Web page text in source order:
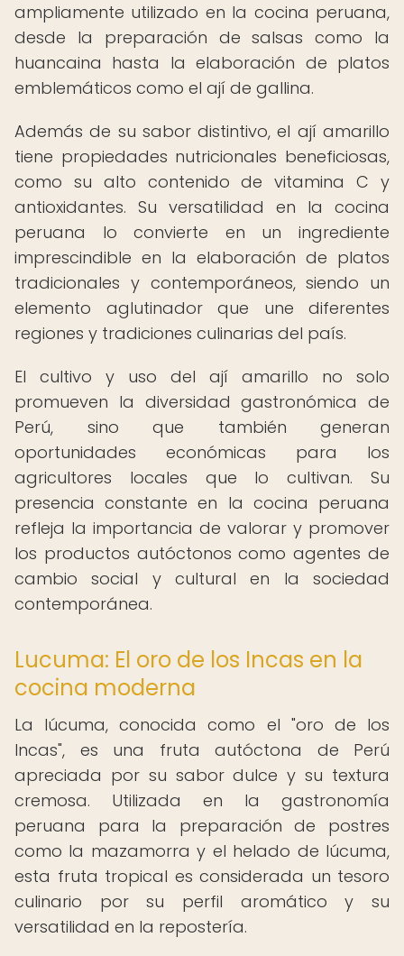
ampliamente utilizado en la cocina peruana,
desde la preparación de salsas como la
huancaina hasta la elaboración de platos
emblemáticos como el ají de gallina.
Además de su sabor distintivo, el ají amarillo
tiene propiedades nutricionales beneficiosas,
como su alto contenido de vitamina C y
antioxidantes. Su versatilidad en la cocina
peruana lo convierte en un ingrediente
imprescindible en la elaboración de platos
tradicionales y contemporáneos, siendo un
elemento aglutinador que une diferentes
regiones y tradiciones culinarias del país.
El cultivo y uso del ají amarillo no solo
promueven la diversidad gastronómica de
Perú, sino que también generan
oportunidades económicas para los
agricultores locales que lo cultivan. Su
presencia constante en la cocina peruana
refleja la importancia de valorar y promover
los productos autóctonos como agentes de
cambio social y cultural en la sociedad
contemporánea.
Lucuma: El oro de los Incas en la
cocina moderna
La lúcuma, conocida como el "oro de los
Incas", es una fruta autóctona de Perú
apreciada por su sabor dulce y su textura
cremosa. Utilizada en la gastronomía
peruana para la preparación de postres
como la mazamorra y el helado de lúcuma,
esta fruta tropical es considerada un tesoro
culinario por su perfil aromático y su
versatilidad en la repostería.